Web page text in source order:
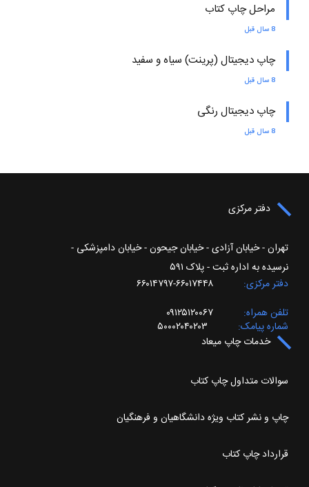
مراحل چاپ کتاب
8 سال قبل
چاپ دیجیتال (پرینت) سیاه و سفید
8 سال قبل
چاپ دیجیتال رنگی
8 سال قبل
دفتر مرکزی
تهران - خیابان آزادی - خیابان جیحون - خیابان دامپزشکی -
نرسیده به اداره ثبت - پلاک ۵۹۱
دفتر مرکزی
۶۶۰۱۷۴۴۸-۶۶۰۱۴۷۹۷
تلفن همراه
۰۹۱۲۵۱۲۰۰۶۷
شماره پیامک
۵۰۰۰۲۰۴۰۲۰۳
خدمات چاپ میعاد
سوالات متداول چاپ کتاب
چاپ و نشر کتاب ویژه دانشگاهیان و فرهنگیان
قرارداد چاپ کتاب